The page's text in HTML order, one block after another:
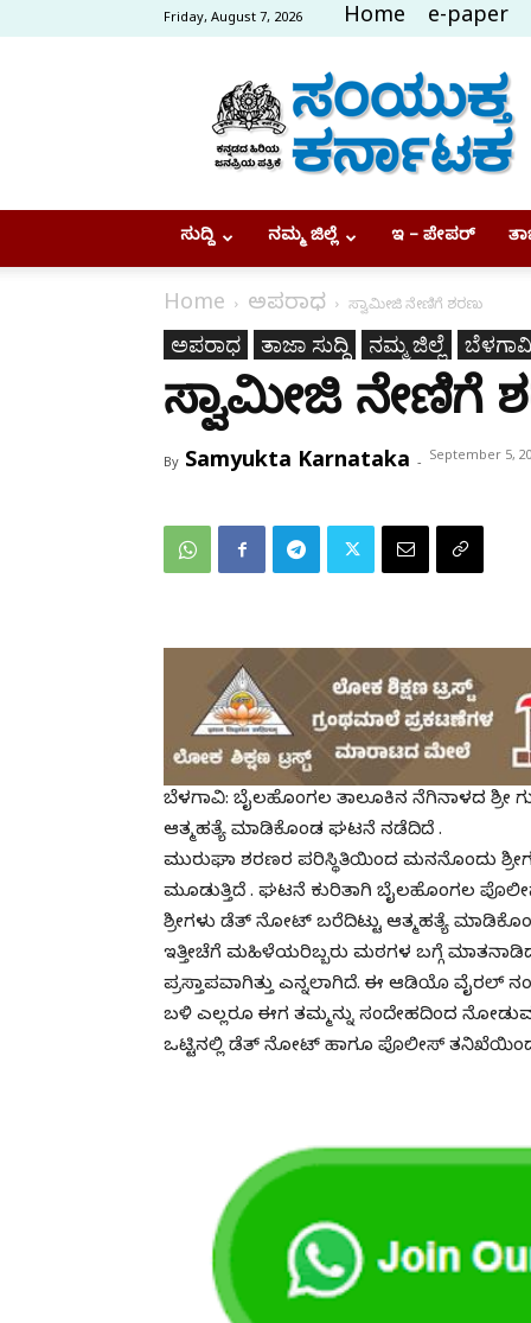
Friday, August 7, 2026 Home e-paper
Samyukta
Karnataka
ಸುದ್ದಿ ನಮ್ಮ ಜಿಲ್ಲೆ ಇ – ಪೇಪರ್
Home ಅಪರಾಧ ಸ್ವಾಮೀಜಿ ನೇಣಿಗೆ ಶರಣು
ಅಪರಾಧ ತಾಜಾ ಸುದ್ದಿ ನಮ್ಮ ಜಿಲ್ಲೆ ಬೆಳಗಾವಿ
ಸ್ವಾಮೀಜಿ ನೇಣಿಗೆ
By Samyukta Karnataka - September 5,
ಬೆಳಗಾವಿ: ಬೈಲಹೊಂಗಲ ತಾಲೂಕಿನ ನೆಗಿನಾಳದ ಶ್ರೀ
ಆತ್ಮಹತ್ಯೆ ಮಾಡಿಕೊಂಡ ಘಟನೆ ನಡೆದಿದೆ .
ಮುರುಘಾ ಶರಣರ ಪರಿಸ್ಥಿತಿಯಿಂದ ಮನನೊಂದು
ಮೂಡುತ್ತಿದೆ . ಘಟನೆ ಕುರಿತಾಗಿ ಬೈಲಹೊಂಗಲ
ಶ್ರೀಗಳು ಡೆತ್ ನೋಟ್ ಬರೆದಿಟ್ಟು ಆತ್ಮಹತ್ಯೆ
ಇತ್ತೀಚೆಗೆ ಮಹಿಳೆಯರಿಬ್ಬರು ಮಠಗಳ ಬಗ್ಗೆ
ಪ್ರಸ್ತಾಪವಾಗಿತ್ತು ಎನ್ನಲಾಗಿದೆ. ಈ ಆಡಿಯೊ ವೈರಲ್
ಬಳಿ ಎಲ್ಲರೂ ಈಗ ತಮ್ಮನ್ನು ಸಂದೇಹದಿಂದ
ಒಟ್ಟಿನಲ್ಲಿ ಡೆತ್ ನೋಟ್ ಹಾಗೂ ಪೊಲೀಸ್